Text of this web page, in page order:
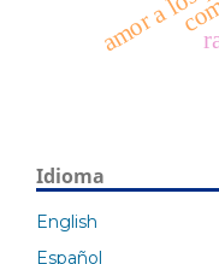
Idioma
English
Español